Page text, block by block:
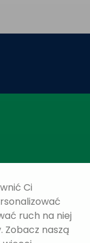
Ci
ruch na niej
Zobacz naszą